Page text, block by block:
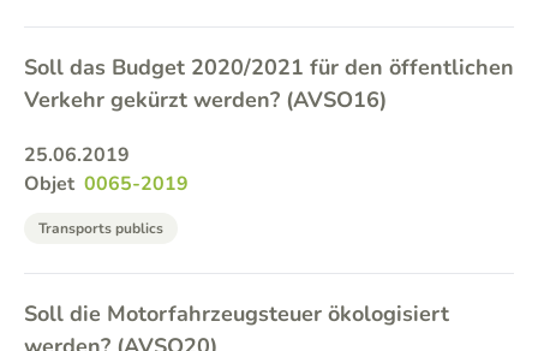
Soll das Budget 2020/2021 für den öffentlichen
Verkehr gekürzt werden? (AVSO16)
25.06.2019
Objet 0065-2019
Transports publics
Soll die Motorfahrzeugsteuer ökologisiert